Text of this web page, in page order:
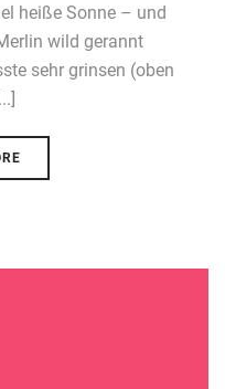
heiße Sonne – und
wild gerannt
sehr grinsen (oben